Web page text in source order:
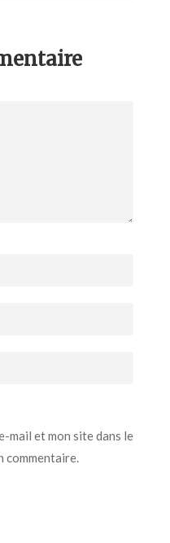
mail et mon site dans le
commentaire.